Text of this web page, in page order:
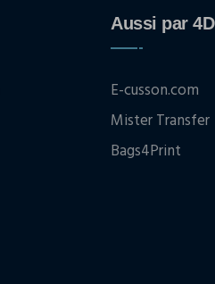
Aussi par 4D
E-cusson.com
Mister Transfer
Bags4Print